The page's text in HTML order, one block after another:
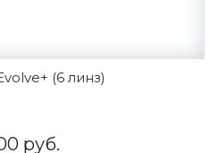
(6 линз)
руб.